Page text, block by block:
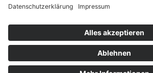
Verpackungsregister LUCID: DE2926643562464